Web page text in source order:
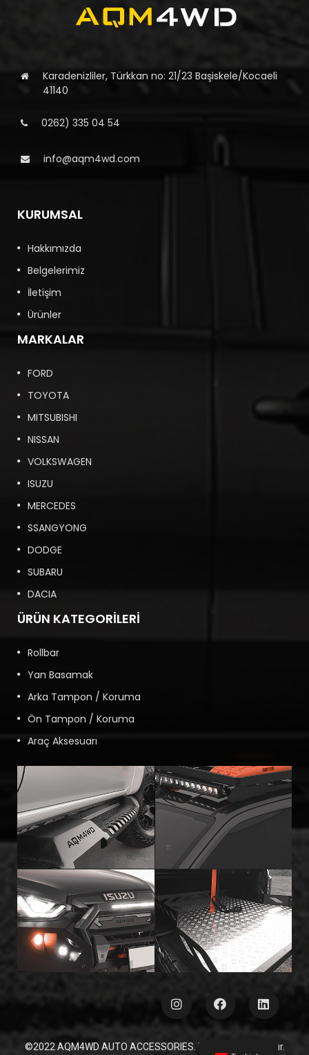
Karadenizliler, Türkkan no: 21/23 Başiskele/Kocaeli
41140
0262) 335 04 54
info@aqm4wd.com
KURUMSAL
Hakkımızda
Belgelerimiz
İletişim
Ürünler
MARKALAR
FORD
TOYOTA
MITSUBISHI
NISSAN
VOLKSWAGEN
ISUZU
MERCEDES
SSANGYONG
DODGE
SUBARU
DACIA
ÜRÜN KATEGORILERI
Rollbar
Yan Basamak
Arka Tampon / Koruma
Ön Tampon / Koruma
Araç Aksesuarı
©2022 AQM4WD AUTO ACCESSORIES. Tüm Hakları Saklıdır.